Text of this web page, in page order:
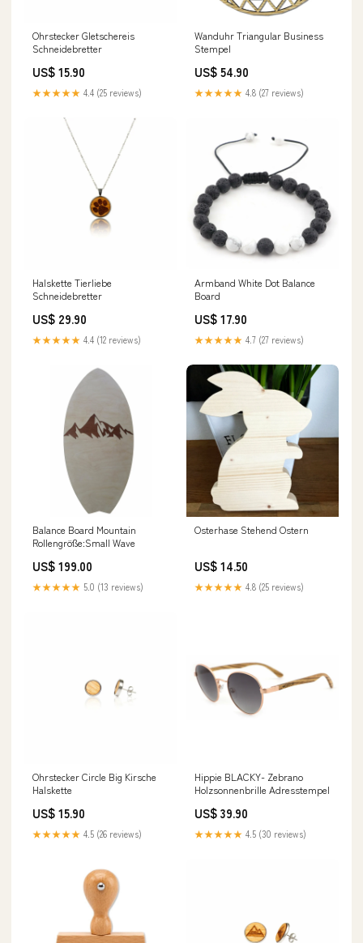
Ohrstecker Gletschereis
Schneidebretter
US$ 15.90
★★★★★ 4.4 (25 reviews)
Wanduhr Triangular Business
Stempel
US$ 54.90
★★★★★ 4.8 (27 reviews)
Halskette Tierliebe
Schneidebretter
US$ 29.90
★★★★★ 4.4 (12 reviews)
Armband White Dot Balance
Board
US$ 17.90
★★★★★ 4.7 (27 reviews)
Balance Board Mountain
Rollengröße:Small Wave
US$ 199.00
★★★★★ 5.0 (13 reviews)
Osterhase Stehend Ostern
US$ 14.50
★★★★★ 4.8 (25 reviews)
Ohrstecker Circle Big Kirsche
Halskette
US$ 15.90
★★★★★ 4.5 (26 reviews)
Hippie BLACKY- Zebrano
Holzsonnenbrille Adresstempel
US$ 39.90
★★★★★ 4.5 (30 reviews)